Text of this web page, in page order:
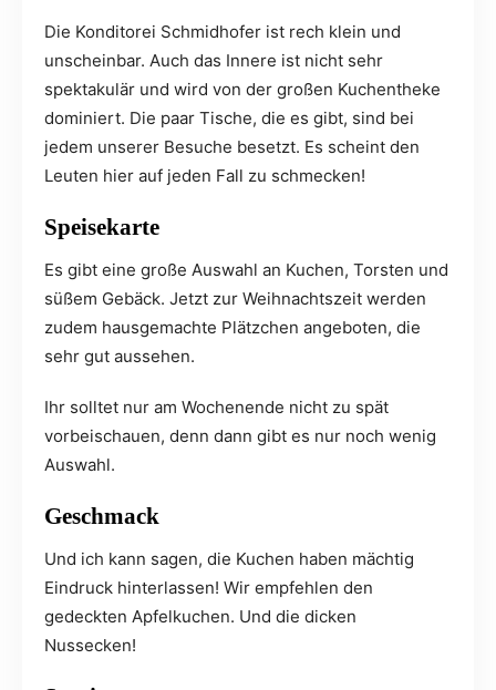
Die Konditorei Schmidhofer ist rech klein und
unscheinbar. Auch das Innere ist nicht sehr
spektakulär und wird von der großen Kuchentheke
dominiert. Die paar Tische, die es gibt, sind bei
jedem unserer Besuche besetzt. Es scheint den
Leuten hier auf jeden Fall zu schmecken!
Speisekarte
Es gibt eine große Auswahl an Kuchen, Torsten und
süßem Gebäck. Jetzt zur Weihnachtszeit werden
zudem hausgemachte Plätzchen angeboten, die
sehr gut aussehen.
Ihr solltet nur am Wochenende nicht zu spät
vorbeischauen, denn dann gibt es nur noch wenig
Auswahl.
Geschmack
Und ich kann sagen, die Kuchen haben mächtig
Eindruck hinterlassen! Wir empfehlen den
gedeckten Apfelkuchen. Und die dicken
Nussecken!